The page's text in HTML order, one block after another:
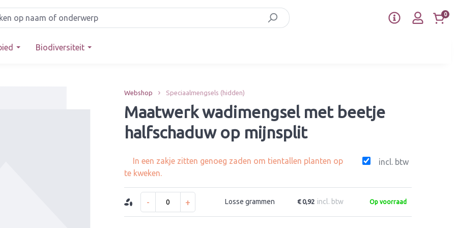
0
Biodiversiteit
Webshop Speciaalmengsels (hidden)
Maatwerk wadimengsel met beetje
halfschaduw op mijnsplit
In een zakje zitten genoeg zaden om tientallen planten op
te kweken.
incl. btw
- + Losse grammen € 0,92 incl. btw Op voorraad